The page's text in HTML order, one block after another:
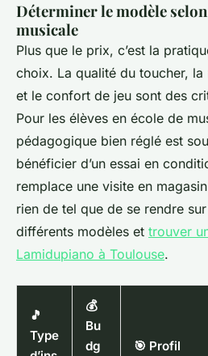
Déterminer le modèle
musicale
Plus que le prix, c’est la
choix. La qualité du toucher, la
et le confort de jeu sont des
Pour les élèves en école de
pédagogique bien réglé est
bénéficier d’un essai en
remplace une visite en
rien de tel que de se rendre
différents modèles et trouver
Lamidupiano à Toulouse.
🎵
Type
💰
Bu
dg
🎯 Profil